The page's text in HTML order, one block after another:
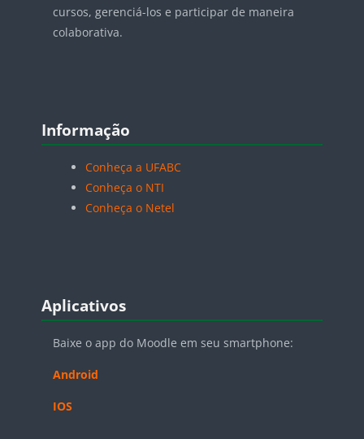
cursos, gerenciá-los e participar de maneira
colaborativa.
Informação
Conheça a UFABC
Conheça o NTI
Conheça o Netel
Aplicativos
Baixe o app do Moodle em seu smartphone:
Android
IOS